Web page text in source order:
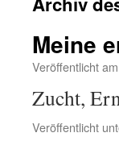
Meine
Veröffentlicht am
Zucht,
Veröffentlicht